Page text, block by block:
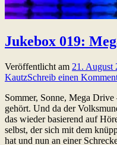
Jukebox 019:
Veröffentlicht am 21. August
KautzSchreib einen
Sommer, Sonne, Mega
gehört. Und da der
das wieder basierend auf
selbst, der sich mit dem
hat und nun an einer